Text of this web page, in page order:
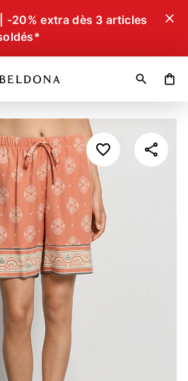
-20% extra dès 3 articles
close
search shopping_bag